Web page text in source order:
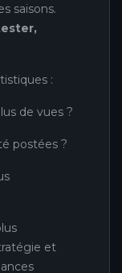
saisons.
:
de vues ?
postées ?
et